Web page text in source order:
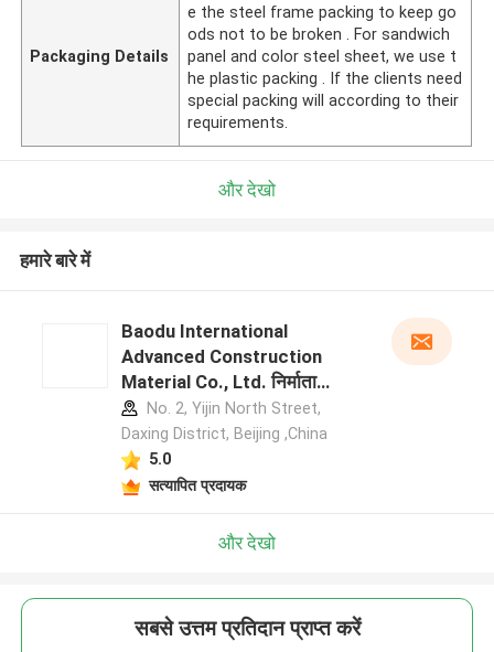
Packaging Details
e the steel frame packing to keep go
ods not to be broken . For sandwich
panel and color steel sheet, we use t
he plastic packing . If the clients need
special packing will according to their
requirements.
और देखो
हमारे बारे में
Baodu International
Advanced Construction
Material Co., Ltd. निर्माता
प्रोफ़ाइलNo. 2, Yijin North Street,
Daxing District, Beijing ,China
5.0
सत्यापित प्रदायक
और देखो
सबसे उत्तम प्रतिदान प्राप्त करें